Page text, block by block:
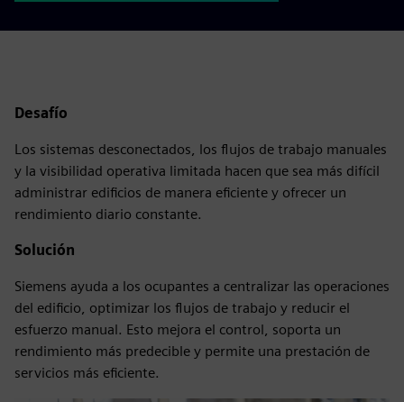
Desafío
Los sistemas desconectados, los flujos de trabajo manuales
y la visibilidad operativa limitada hacen que sea más difícil
administrar edificios de manera eficiente y ofrecer un
rendimiento diario constante.
Solución
Siemens ayuda a los ocupantes a centralizar las operaciones
del edificio, optimizar los flujos de trabajo y reducir el
esfuerzo manual. Esto mejora el control, soporta un
rendimiento más predecible y permite una prestación de
servicios más eficiente.